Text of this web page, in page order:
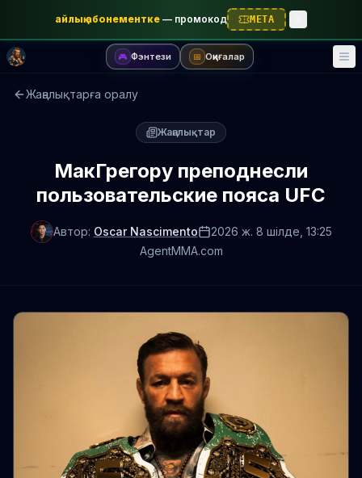
айлық абонементке — промокод META
🎮 Фэнтези 📅 Оқиғалар
Жаңалықтарға оралу
Жаңалықтар
МакГрегору преподнесли
пользовательские пояса UFC
Автор: Oscar Nascimento 2026 ж. 8 шілде , 13:25
AgentMMA.com